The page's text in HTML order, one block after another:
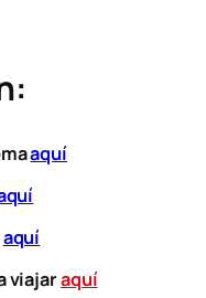
aquí
aquí
viajaraquí